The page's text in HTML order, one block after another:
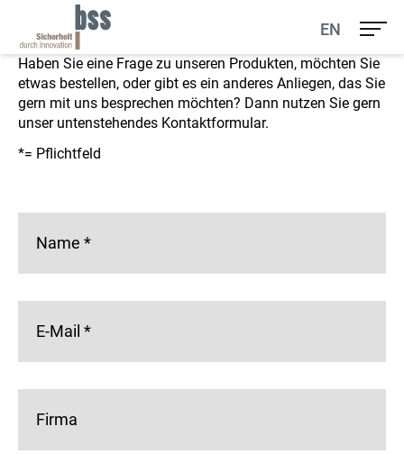
EN
Ihr Kontakt zu uns
Haben Sie eine Frage zu unseren Produkten, möchten Sie
etwas bestellen, oder gibt es ein anderes Anliegen, das Sie
gern mit uns besprechen möchten? Dann nutzen Sie gern
unser untenstehendes Kontaktformular.
*= Pflichtfeld
Name *
E-Mail *
Firma